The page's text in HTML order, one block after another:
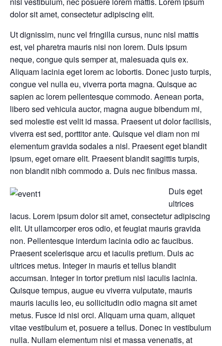
dolor sit amet, consectetur adipiscing elit.
Ut dignissim, nunc vel fringilla cursus, nunc nisl mattis
est, vel pharetra mauris nisi non lorem. Duis ipsum
neque, congue quis semper at, malesuada quis ex.
Aliquam lacinia eget lorem ac lobortis. Donec justo turpis,
congue vel nulla eu, viverra porta magna. Quisque ac
sapien ac lorem pellentesque commodo. Aenean porta,
libero sed vehicula auctor, magna augue bibendum mi,
sed molestie est velit id massa. Praesent ut dolor facilisis,
viverra est sed, porttitor ante. Quisque vel diam non mi
elementum gravida sodales a nisl. Praesent eget blandit
ipsum, eget ornare elit. Praesent blandit sagittis turpis,
non blandit nibh commodo a. Duis nec finibus massa.
Duis eget
ultrices
lacus. Lorem ipsum dolor sit amet, consectetur adipiscing
elit. Ut ullamcorper eros odio, et feugiat mauris gravida
non. Pellentesque interdum lacinia odio ac faucibus.
Praesent scelerisque arcu et iaculis pretium. Duis ac
ultrices metus. Integer in mauris et tellus blandit
accumsan. Integer in tortor pretium nisl iaculis lacinia.
Quisque tempus, augue eu viverra vulputate, mauris
mauris iaculis leo, eu sollicitudin odio magna sit amet
metus. Fusce id nisi orci. Aliquam urna quam, aliquet
vitae vestibulum et, posuere a tellus. Donec in vestibulum
nulla. Nullam elementum nisi et massa venenatis, at